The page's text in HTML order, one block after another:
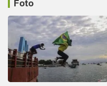
Foto